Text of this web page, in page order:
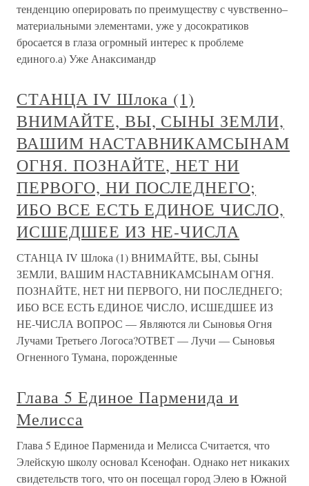
тенденцию оперировать по преимуществу с чувственно–
материальными элементами, уже у досократиков
бросается в глаза огромный интерес к проблеме
единого.а) Уже Анаксимандр
СТАНЦА IV Шлока (1)
ВНИМАЙТЕ, ВЫ, СЫНЫ ЗЕМЛИ,
ВАШИМ НАСТАВНИКАМСЫНАМ
ОГНЯ. ПОЗНАЙТЕ, НЕТ НИ
ПЕРВОГО, НИ ПОСЛЕДНЕГО;
ИБО ВСЕ ЕСТЬ ЕДИНОЕ ЧИСЛО,
ИСШЕДШЕЕ ИЗ НЕ-ЧИСЛА
СТАНЦА IV Шлока (1) ВНИМАЙТЕ, ВЫ, СЫНЫ
ЗЕМЛИ, ВАШИМ НАСТАВНИКАМСЫНАМ ОГНЯ.
ПОЗНАЙТЕ, НЕТ НИ ПЕРВОГО, НИ ПОСЛЕДНЕГО;
ИБО ВСЕ ЕСТЬ ЕДИНОЕ ЧИСЛО, ИСШЕДШЕЕ ИЗ
НЕ-ЧИСЛА ВОПРОС — Являются ли Сыновья Огня
Лучами Третьего Логоса?ОТВЕТ — Лучи — Сыновья
Огненного Тумана, порожденные
Глава 5 Единое Парменида и
Мелисса
Глава 5 Единое Парменида и Мелисса Считается, что
Элейскую школу основал Ксенофан. Однако нет никаких
свидетельств того, что он посещал город Элею в Южной